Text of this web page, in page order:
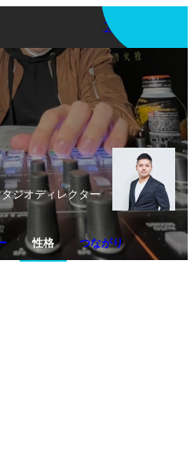
アプリを使う
ジオディレクター
性格 つながり